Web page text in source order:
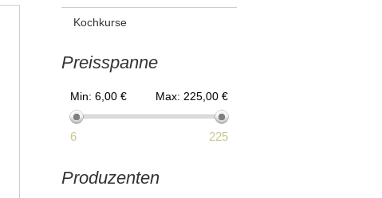
Kochkurse
Preisspanne
Min: 6,00 € Max: 225,00 €
6 225
Produzenten